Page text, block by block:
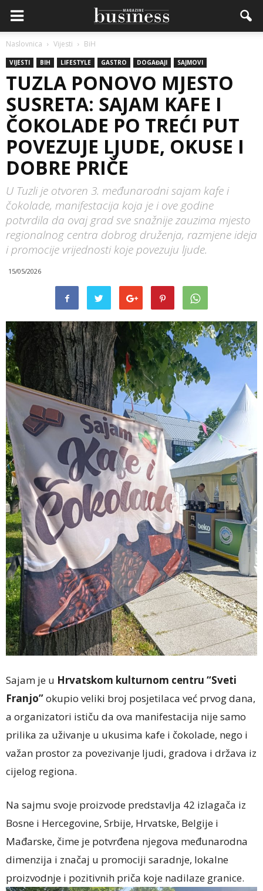
Naslovnica Vijesti BiH
VIJESTI BIH LIFESTYLE GASTRO DOGAĐAJI SAJMOVI
TUZLA PONOVO MJESTO
SUSRETA: SAJAM KAFE I
ČOKOLADE PO TREĆI PUT
POVEZUJE LJUDE, OKUSE I
DOBRE PRIČE
U Tuzli je otvoren 3. međunarodni sajam kafe i
čokolade, manifestacija koja je i ove godine
potvrdila da ovaj grad sve snažnije zauzima mjesto
regionalnog centra dobrog druženja, razmjene ideja
i promocije vrijednosti koje povezuju ljude.
15/05/2026
Sajam je u Hrvatskom kulturnom centru “Sveti
Franjo”okupio veliki broj posjetilaca već prvog dana,
a organizatori ističu da ova manifestacija nije samo
prilika za uživanje u ukusima kafe i čokolade, nego i
važan prostor za povezivanje ljudi, gradova i država iz
cijelog regiona.
Na sajmu svoje proizvode predstavlja 42 izlagača iz
Bosne i Hercegovine, Srbije, Hrvatske, Belgije i
Mađarske, čime je potvrđena njegova međunarodna
dimenzija i značaj u promociji saradnje, lokalne
proizvodnje i pozitivnih priča koje nadilaze granice.